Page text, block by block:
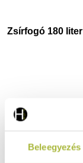
Beleegyezés
Zsírfogó 180